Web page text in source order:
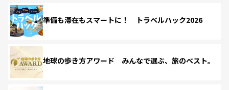
準備も滞在もスマートに！ トラベルハック2026
地球の歩き方アワード みんなで選ぶ、旅のベスト。